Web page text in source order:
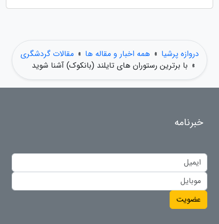
دروازه پرشیا » همه اخبار و مقاله ها » مقالات گردشگری
» با برترین رستوران های تایلند (بانکوک) آشنا شوید
خبرنامه
عضویت